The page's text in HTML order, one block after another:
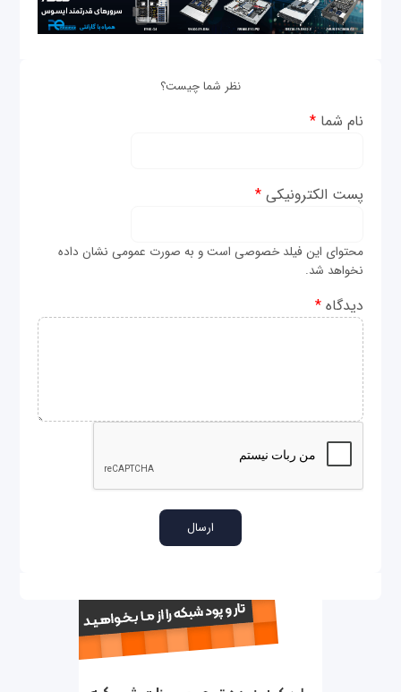
نظر شما چیست؟
نام شما*
پست الکترونیکی*
محتوای این فیلد خصوصی است و به صورت عمومی نشان داده
نخواهد شد.
دیدگاه*